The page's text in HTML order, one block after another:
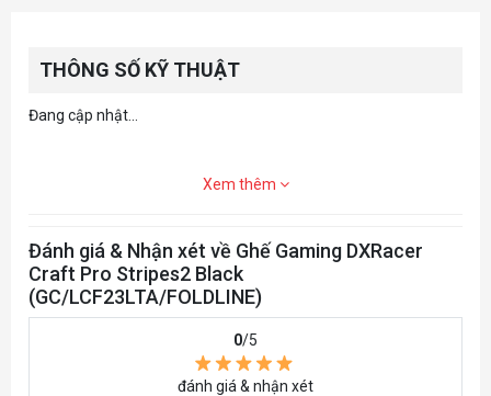
THÔNG SỐ KỸ THUẬT
Đang cập nhật...
Xem thêm
Đánh giá & Nhận xét về Ghế Gaming DXRacer
Craft Pro Stripes2 Black
(GC/LCF23LTA/FOLDLINE)
0/5
đánh giá & nhận xét